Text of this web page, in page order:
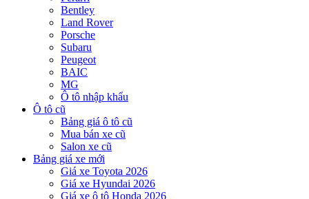
Bentley
Land Rover
Porsche
Subaru
Peugeot
BAIC
MG
Ô tô nhập khẩu
Ô tô cũ
Bảng giá ô tô cũ
Mua bán xe cũ
Salon xe cũ
Bảng giá xe mới
Giá xe Toyota 2026
Giá xe Hyundai 2026
Giá xe ô tô Honda 2026